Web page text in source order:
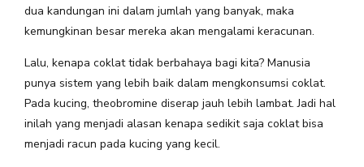
dua kandungan ini dalam jumlah yang banyak, maka
kemungkinan besar mereka akan mengalami keracunan.
Lalu, kenapa coklat tidak berbahaya bagi kita? Manusia
punya sistem yang lebih baik dalam mengkonsumsi coklat.
Pada kucing, theobromine diserap jauh lebih lambat. Jadi hal
inilah yang menjadi alasan kenapa sedikit saja coklat bisa
menjadi racun pada kucing yang kecil.